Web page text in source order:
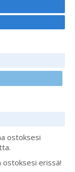
ostoksesi
ostoksesi erissä!